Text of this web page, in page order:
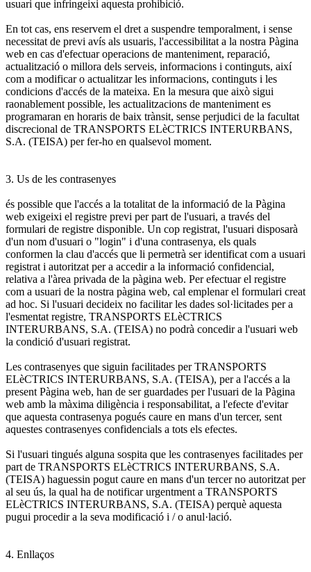
usuari que infringeixi aquesta prohibició.
En tot cas, ens reservem el dret a suspendre temporalment, i sense
necessitat de previ avís als usuaris, l'accessibilitat a la nostra Pàgina
web en cas d'efectuar operacions de manteniment, reparació,
actualització o millora dels serveis, informacions i continguts, així
com a modificar o actualitzar les informacions, continguts i les
condicions d'accés de la mateixa. En la mesura que això sigui
raonablement possible, les actualitzacions de manteniment es
programaran en horaris de baix trànsit, sense perjudici de la facultat
discrecional de TRANSPORTS ELèCTRICS INTERURBANS,
S.A. (TEISA) per fer-ho en qualsevol moment.
3. Us de les contrasenyes
és possible que l'accés a la totalitat de la informació de la Pàgina
web exigeixi el registre previ per part de l'usuari, a través del
formulari de registre disponible. Un cop registrat, l'usuari disposarà
d'un nom d'usuari o "login" i d'una contrasenya, els quals
conformen la clau d'accés que li permetrà ser identificat com a usuari
registrat i autoritzat per a accedir a la informació confidencial,
relativa a l'àrea privada de la pàgina web. Per efectuar el registre
com a usuari de la nostra pàgina web, cal emplenar el formulari creat
ad hoc. Si l'usuari decideix no facilitar les dades sol·licitades per a
l'esmentat registre, TRANSPORTS ELèCTRICS
INTERURBANS, S.A. (TEISA) no podrà concedir a l'usuari web
la condició d'usuari registrat.
Les contrasenyes que siguin facilitades per TRANSPORTS
ELèCTRICS INTERURBANS, S.A. (TEISA), per a l'accés a la
present Pàgina web, han de ser guardades per l'usuari de la Pàgina
web amb la màxima diligència i responsabilitat, a l'efecte d'evitar
que aquesta contrasenya pogués caure en mans d'un tercer, sent
aquestes contrasenyes confidencials a tots els efectes.
Si l'usuari tingués alguna sospita que les contrasenyes facilitades per
part de TRANSPORTS ELèCTRICS INTERURBANS, S.A.
(TEISA) haguessin pogut caure en mans d'un tercer no autoritzat per
al seu ús, la qual ha de notificar urgentment a TRANSPORTS
ELèCTRICS INTERURBANS, S.A. (TEISA) perquè aquesta
pugui procedir a la seva modificació i / o anul·lació.
4. Enllaços